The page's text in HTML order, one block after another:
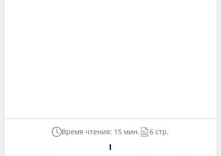
Время чтения: 15 мин. 6 стр.
I